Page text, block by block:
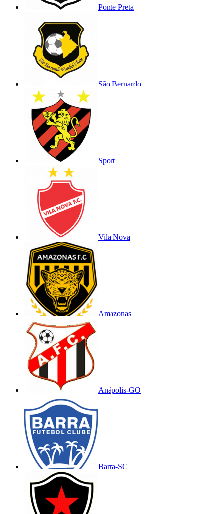
Ponte Preta
São Bernardo
Sport
Vila Nova
Amazonas
Anápolis-GO
Barra-SC